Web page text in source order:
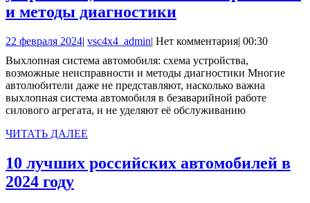
и методы диагностикиВыхлопная
автомобиля:
схема
устройства,
возможные
методы
22 февраля 202422
2024
| vsc4x4_adminvsc4x4_admin
| Нет комментария| 00:30
Выхлопная система автомобиля: схема устройства,
возможные неисправности и методы диагностики Многие
автолюбители даже не представляют, насколько важна
выхлопная система автомобиля в безаварийной работе
силового агрегата, и не уделяют её обслуживанию
ЧИТАТЬ ДАЛЕЕ
10 лучших российских автомобилей в
2024 году10